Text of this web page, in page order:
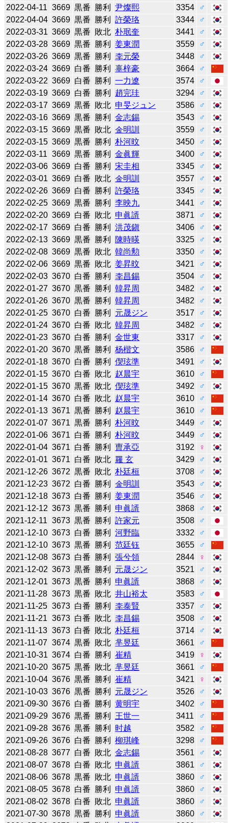
2022-04-11 3669 黒番 勝利 尹燦熙 3354
♂
2022-04-04 3669 黒番 勝利 許榮珞 3344
♂
2022-03-31 3669 黒番 敗北 朴珉奎 3441
♂
2022-03-28 3669 黒番 勝利 姜東潤 3559
♂
2022-03-26 3669 黒番 勝利 李元榮 3448
♂
2022-03-24 3669 白番 勝利 辜梓豪 3664
♂
2022-03-22 3669 白番 勝利 一力遼 3574
♂
2022-03-19 3669 白番 勝利 趙完珪 3294
♂
2022-03-17 3669 黒番 敗北 申旻ジュン 3586
♂
2022-03-16 3669 黒番 勝利 金志錫 3543
♂
2022-03-15 3669 黒番 敗北 金明訓 3559
♂
2022-03-15 3669 黒番 勝利 朴河旼 3450
♂
2022-03-11 3669 黒番 勝利 金眞輝 3400
♂
2022-03-06 3669 白番 勝利 宋圭相 3345
♂
2022-03-01 3669 白番 敗北 金明訓 3557
♂
2022-02-26 3669 白番 勝利 許榮珞 3345
♂
2022-02-25 3669 黒番 勝利 李映九 3441
♂
2022-02-20 3669 白番 敗北 申眞諝 3871
♂
2022-02-17 3669 白番 勝利 洪茂鎭 3406
♂
2022-02-13 3669 黒番 勝利 陳時暎 3325
♂
2022-02-08 3669 黒番 敗北 韓尚勲 3350
♂
2022-02-06 3669 黒番 敗北 姜昇旼 3421
♂
2022-02-03 3670 白番 勝利 李昌錫 3504
♂
2022-01-27 3670 黒番 勝利 韓昇周 3482
♂
2022-01-26 3670 黒番 勝利 韓昇周 3482
♂
2022-01-25 3670 白番 勝利 元晟ジン 3517
♂
2022-01-24 3670 白番 敗北 韓昇周 3482
♂
2022-01-23 3670 白番 勝利 金世東 3317
♂
2022-01-20 3670 黒番 勝利 杨楷文 3586
♂
2022-01-18 3670 白番 勝利 偰玹準 3491
♂
2022-01-15 3670 白番 敗北 赵晨宇 3610
♂
2022-01-15 3670 黒番 敗北 偰玹準 3492
♂
2022-01-14 3670 白番 敗北 赵晨宇 3610
♂
2022-01-13 3671 黒番 勝利 赵晨宇 3610
♂
2022-01-07 3671 黒番 勝利 朴河旼 3449
♂
2022-01-06 3671 白番 勝利 朴河旼 3449
♂
2022-01-04 3671 白番 勝利 曺承亞 3192
♀
2022-01-01 3671 白番 敗北 羅 玄 3429
♂
2021-12-26 3672 黒番 敗北 朴廷桓 3708
♂
2021-12-23 3672 白番 勝利 金明訓 3543
♂
2021-12-18 3673 白番 勝利 姜東潤 3546
♂
2021-12-12 3673 黒番 勝利 申眞諝 3868
♂
2021-12-11 3673 黒番 勝利 許家元 3508
♂
2021-12-10 3673 白番 勝利 河野臨 3332
♂
2021-12-10 3673 黒番 勝利 范廷钰 3655
♂
2021-12-08 3673 白番 勝利 張兮領 2844
♀
2021-12-02 3673 黒番 勝利 元晟ジン 3521
♂
2021-12-01 3673 黒番 勝利 申眞諝 3868
♂
2021-11-28 3673 黒番 敗北 井山裕太 3583
♂
2021-11-25 3673 白番 勝利 李泰賢 3357
♂
2021-11-21 3673 白番 敗北 李昌錫 3508
♂
2021-11-13 3673 白番 敗北 朴廷桓 3714
♂
2021-11-07 3674 黒番 敗北 芈昱廷 3661
♂
2021-10-31 3674 白番 勝利 崔精 3419
♀
2021-10-20 3675 黒番 敗北 芈昱廷 3661
♂
2021-10-04 3676 黒番 勝利 崔精 3421
♀
2021-10-03 3676 黒番 勝利 元晟ジン 3526
♂
2021-09-30 3676 白番 勝利 黄明宇 3402
♂
2021-09-29 3676 黒番 勝利 王世一 3411
♂
2021-09-28 3676 黒番 勝利 时越 3582
♂
2021-09-26 3676 白番 勝利 柳琪峰 3298
♂
2021-08-28 3677 白番 敗北 金志錫 3561
♂
2021-08-07 3678 白番 敗北 申眞諝 3861
♂
2021-08-06 3678 黒番 敗北 申眞諝 3860
♂
2021-08-05 3678 白番 勝利 申眞諝 3860
♂
2021-08-02 3678 白番 敗北 申眞諝 3860
♂
2021-07-30 3678 黒番 勝利 申眞諝 3860
♂